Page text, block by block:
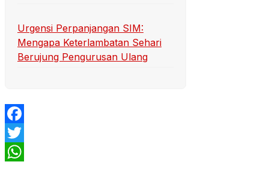
Urgensi Perpanjangan SIM:
Mengapa Keterlambatan Sehari
Berujung Pengurusan Ulang
Facebook
Twitter